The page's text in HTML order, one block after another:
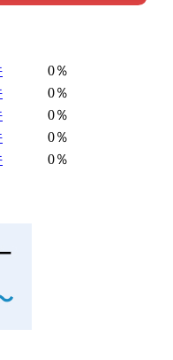
0％
0％
0％
0％
0％